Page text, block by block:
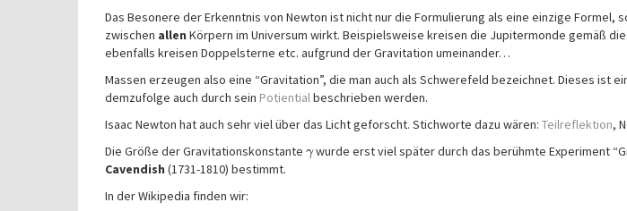
Das Besonere der Erkenntnis von Newton ist nicht nur die Formulierung als eine einzige Formel,
zwischen allen Körpern im Universum wirkt. Beispielsweise kreisen die Jupitermonde gemäß
ebenfalls kreisen Doppelsterne etc. aufgrund der Gravitation umeinander…
Massen erzeugen also eine “Gravitation”, die man auch als Schwerefeld bezeichnet. Dieses ist
demzufolge auch durch sein Potientialbeschrieben werden.
Isaac Newton hat auch sehr viel über das Licht geforscht. Stichworte dazu wären: Teilreflektion,
Die Größe der Gravitationskonstante γwurde erst viel später durch das berühmte Experiment
Cavendish (1731-1810) bestimmt.
In der Wikipedia finden wir: